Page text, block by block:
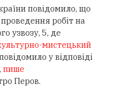
повідомило, що
робіт на
узвозу, 5, де
мистецький
у відповіді
пише
Перов.